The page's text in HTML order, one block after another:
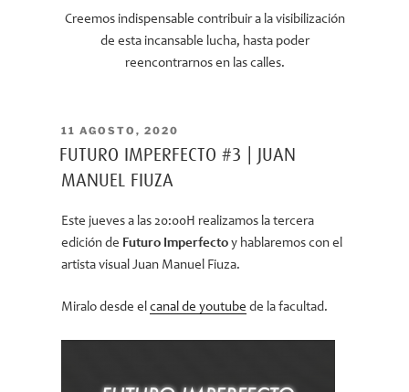
Creemos indispensable contribuir a la visibilización
de esta incansable lucha, hasta poder
reencontrarnos en las calles.
PUBLICADO
EL
11 AGOSTO, 2020
FUTURO IMPERFECTO #3 | JUAN
MANUEL FIUZA
Este jueves a las 20:00H realizamos la tercera
edición de Futuro Imperfecto y hablaremos con el
artista visual Juan Manuel Fiuza.
Miralo desde elcanal de youtube de la facultad.